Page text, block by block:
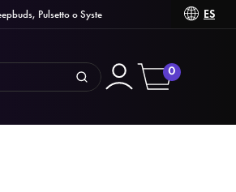
Pulsetto o Syste ES
0